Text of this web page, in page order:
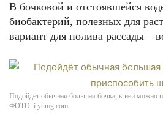
В бочковой и отстоявшейся
биобактерий, полезных для
вариант для полива рассады –
Подойдёт обычная большая бочка, к ней можно
ФОТО: i.ytimg.com